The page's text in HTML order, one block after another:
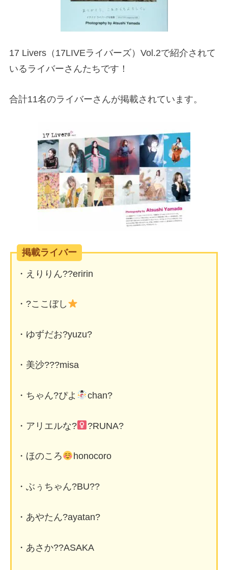
17 Livers（17LIVEライバーズ）Vol.2で紹介されて
いるライバーさんたちです！
合計11名のライバーさんが掲載されています。
掲載ライバー
・えりりん??eririn
・?ここぼし
・ゆずだお?yuzu?
・美沙???misa
・ちゃん?ぴよ chan?
・アリエルな?‍ ?RUNA?
・ほのころ honocoro
・ぶぅちゃん?BU??
・あやたん?ayatan?
・あさか??ASAKA